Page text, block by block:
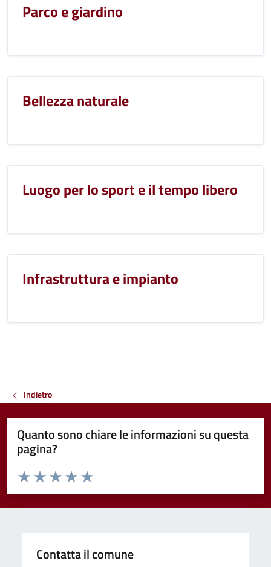
Parco e giardino
Bellezza naturale
Luogo per lo sport e il tempo libero
Infrastruttura e impianto
Indietro
Quanto sono chiare le informazioni su questa
pagina?
Valuta da 1 a 5 stelle la pagina
Valuta 5 stelle su 5
Valuta 4 stelle su 5
Valuta 3 stelle su 5
Valuta 2 stelle su 5
Valuta 1 stelle su 5
Contatta il comune